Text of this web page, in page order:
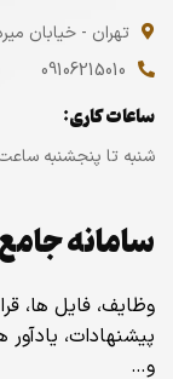
تهران - خیابان
09106215010
ساعات کاری:
شنبه تا پنجشنبه ساعت ۷ الی
سامانه جامع
وظایف، فایل ها،
پیشنهادات،
و…